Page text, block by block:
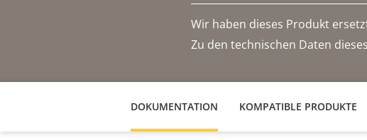
Wir haben dieses Produkt
Zu den technischen Daten
DOKUMENTATION KOMPATIBLE PRODUKTE